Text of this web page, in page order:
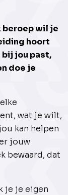
beroep wil je
hoort
bij jou past,
doe je
wat je wilt,
kan helpen
jouw
bewaard, dat
je je eigen